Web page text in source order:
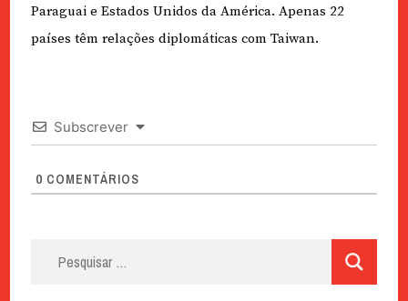
Paraguai e Estados Unidos da América. Apenas 22
países têm relações diplomáticas com Taiwan.
Subscrever
0 COMENTÁRIOS